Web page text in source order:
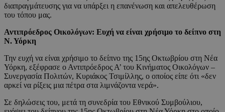
διαπραγμάτευσης για να υπάρξει η επανένωση και απελευθέρωση
του τόπου μας.
Αντιπρόεδρος Οικολόγων: Ευχή να είναι χρήσιμο το δείπνο στη
Ν. Υόρκη
Την ευχή να είναι χρήσιμο το δείπνο της 15ης Οκτωβρίου στη Νέα
Υόρκη, εξέφρασε ο Αντιπρόεδρος Α’ του Κινήματος Οικολόγων –
Συνεργασία Πολιτών, Κυριάκος Τσιμίλλης, ο οποίος είπε ότι «δεν
αρκεί να ρίξεις μια πέτρα στα λιμνάζοντα νερά».
Σε δηλώσεις του, μετά τη συνεδρία του Εθνικού Συμβούλιου,